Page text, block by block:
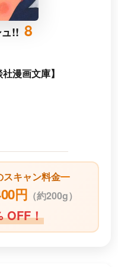
!! 8
漫画文庫】
キャン料金
円 （約200g）
OFF！